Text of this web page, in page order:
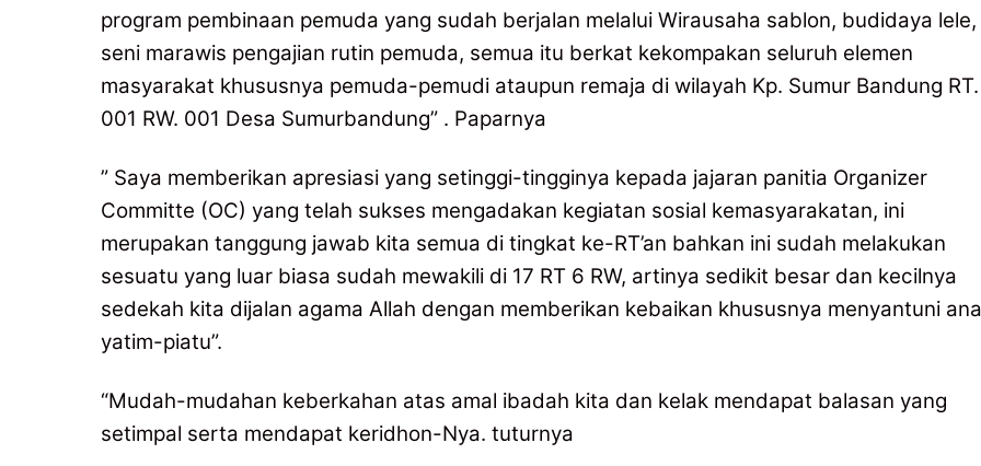
program pembinaan pemuda yang sudah berjalan melalui Wirausaha sablon, budidaya lele,
seni marawis pengajian rutin pemuda, semua itu berkat kekompakan seluruh elemen
masyarakat khususnya pemuda-pemudi ataupun remaja di wilayah Kp. Sumur Bandung RT.
001 RW. 001 Desa Sumurbandung” . Paparnya
” Saya memberikan apresiasi yang setinggi-tingginya kepada jajaran panitia Organizer
Committe (OC) yang telah sukses mengadakan kegiatan sosial kemasyarakatan, ini
merupakan tanggung jawab kita semua di tingkat ke-RT’an bahkan ini sudah melakukan
sesuatu yang luar biasa sudah mewakili di 17 RT 6 RW, artinya sedikit besar dan kecilnya
sedekah kita dijalan agama Allah dengan memberikan kebaikan khususnya menyantuni
yatim-piatu”.
“Mudah-mudahan keberkahan atas amal ibadah kita dan kelak mendapat balasan yang
setimpal serta mendapat keridhon-Nya. tuturnya